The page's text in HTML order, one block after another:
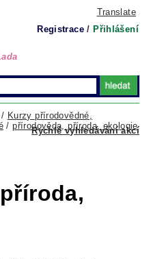
Translate
Registrace / Přihlášení
Rychlé vyhledávání akcí
/ Kurzy přírodovědné,
/přírodověda, příroda, ekologie